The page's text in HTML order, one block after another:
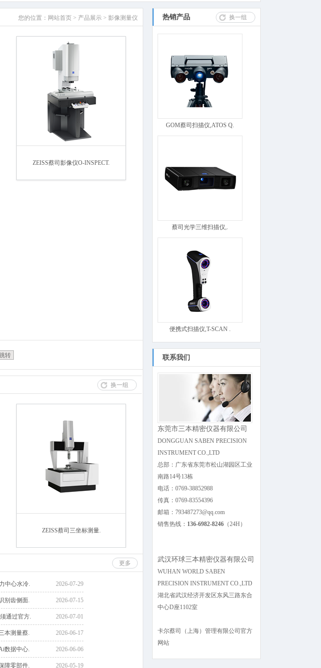
换一组
热销产品
GOM蔡司扫描仪,ATOS Q.
蔡司光学三维扫描仪,.
便携式扫描仪,T-SCAN .
联系我们
东莞市三本精密仪器有限公司
DONGGUAN SABEN PRECISION
INSTRUMENT CO.,LTD
总部：广东省东莞市松山湖园区工业
南路14号13栋
电话：0769-38852988
传真：0769-83554396
邮箱：793487273@qq.com
销售热线： 136-6982-8246 （24H）
武汉环球三本精密仪器有限公司
WUHAN WORLD SABEN
PRECISION INSTRUMENT CO.,LTD
湖北省武汉经济开发区东风三路东合
中心D座1102室
卡尔蔡司（上海）管理有限公司官方
网站
您的位置： 网站首页 > 产品展示 > 影像测量仪
ZEISS蔡司影像仪O-INSPECT.
换一组
ZEISS蔡司三坐标测量.
更多
2026-07-29
中心水冷.
2026-07-15
别齿侧面.
2026-07-01
通过官方.
2026-06-17
本测量蔡.
2026-06-06
数据中心.
2026-05-19
障零部件.